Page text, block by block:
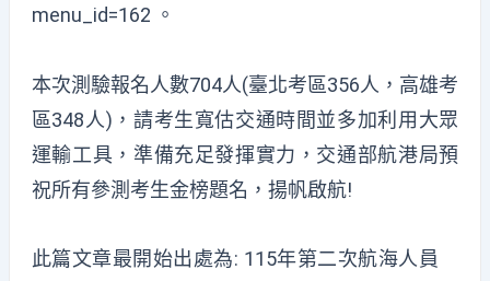
menu_id=162 。
本次測驗報名人數704人(臺北考區356人，高雄考
區348人)，請考生寬估交通時間並多加利用大眾
運輸工具，準備充足發揮實力，交通部航港局預
祝所有參測考生金榜題名，揚帆啟航!
此篇文章最開始出處為: 115年第二次航海人員